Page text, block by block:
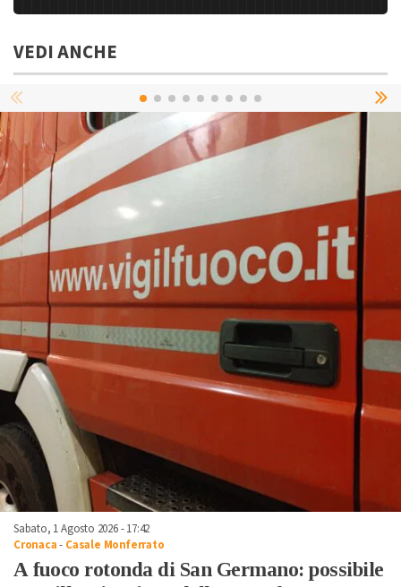
VEDI ANCHE
Sabato, 1 Agosto 2026 - 17:42
Cronaca- Casale Monferrato
A fuoco rotonda di San Germano: possibile